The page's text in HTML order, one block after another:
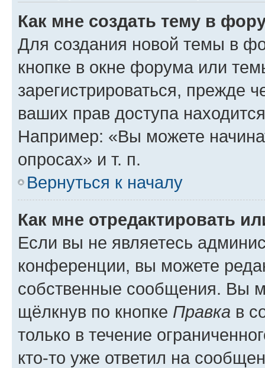
Как мне создать тему в
Для создания новой темы в
кнопке в окне форума или
зарегистрироваться, прежде
ваших прав доступа
Например: «Вы можете
опросах» и т. п.
Вернуться к началу
Как мне отредактировать
Если вы не являетесь
конференции, вы можете
собственные сообщения. Вы
щёлкнув по кнопке Правка в
только в течение
кто-то уже ответил на